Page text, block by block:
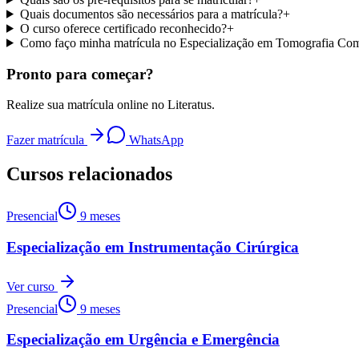
Quais documentos são necessários para a matrícula?+
O curso oferece certificado reconhecido?+
Como faço minha matrícula no Especialização em Tomografia
Pronto para começar?
Realize sua matrícula online no Literatus.
Fazer matrícula WhatsApp
Cursos relacionados
Presencial 9 meses
Especialização em Instrumentação Cirúrgica
Ver curso
Presencial
9 meses
Especialização em Urgência e Emergência